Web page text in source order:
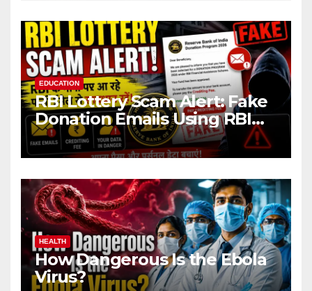
EDUCATION
RBI Lottery Scam Alert: Fake
Donation Emails Using RBI
Name Target Indian Users
HEALTH
How Dangerous Is the Ebola
Virus?